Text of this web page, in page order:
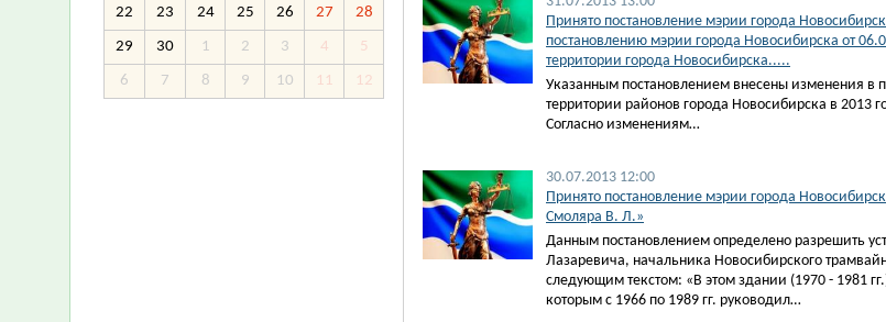
Принято постановление мэрии города
постановлению мэрии города Новосибирска от
территории города Новосибирска.....
Указанным постановлением внесены изменения
территории районов города Новосибирска в 2013
Согласно изменениям…
30.07.2013 12:00
Принято постановление мэрии города
Смоляра В. Л.»
Данным постановлением определено разрешить
Лазаревича, начальника Новосибирского
следующим текстом: «В этом здании (1970 - 1981
которым с 1966 по 1989 гг. руководил…
22 23 24 25 26 27 28
29 30 1 2 3 4 5
6 7 8 9 10 11 12